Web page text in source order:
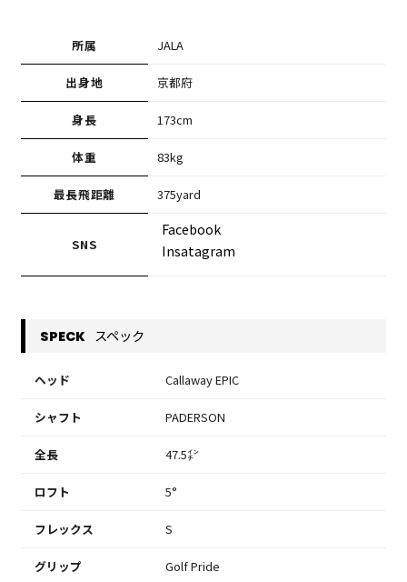
所属 JALA
出身地 京都府
身長 173cm
体重 83kg
最長飛距離 375yard
SNS
Facebook
Insatagram
SPECK スペック
ヘッド Callaway EPIC
シャフト PADERSON
全長 47.5㌅
ロフト 5°
フレックス S
グリップ Golf Pride